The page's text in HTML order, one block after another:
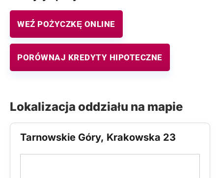
WEŹ POŻYCZKĘ ONLINE
PORÓWNAJ KREDYTY HIPOTECZNE
Lokalizacja oddziału na mapie
Tarnowskie Góry, Krakowska 23